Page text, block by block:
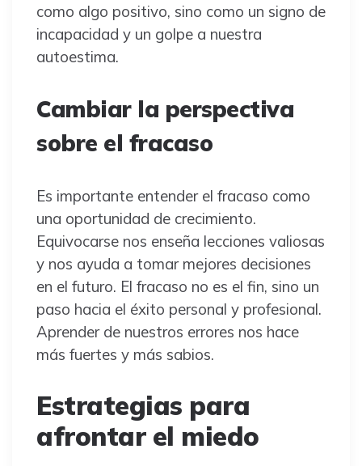
como algo positivo, sino como un signo de
incapacidad y un golpe a nuestra
autoestima.
Cambiar la perspectiva
sobre el fracaso
Es importante entender el fracaso como
una oportunidad de crecimiento.
Equivocarse nos enseña lecciones valiosas
y nos ayuda a tomar mejores decisiones
en el futuro. El fracaso no es el fin, sino un
paso hacia el éxito personal y profesional.
Aprender de nuestros errores nos hace
más fuertes y más sabios.
Estrategias para
afrontar el miedo